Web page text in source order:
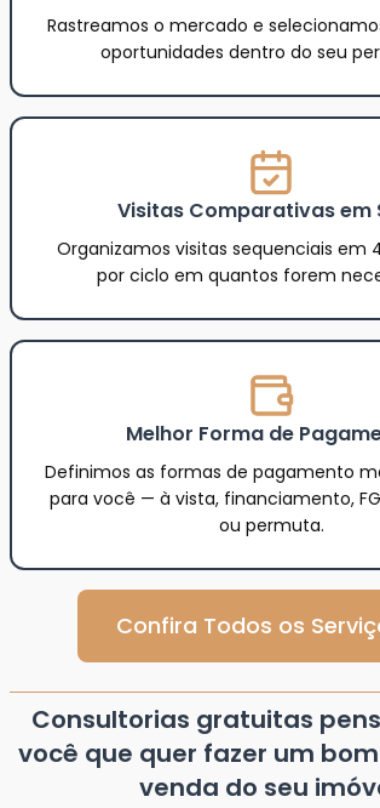
Rastreamos o mercado e
oportunidades dentro do seu
Visitas Comparativas em
Organizamos visitas sequenciais em
por ciclo em quantos forem
Melhor Forma de
Definimos as formas de pagamento
para você — à vista, financiamento,
ou permuta.
Confira Todos os
Consultorias gratuitas
você que quer fazer um
venda do seu